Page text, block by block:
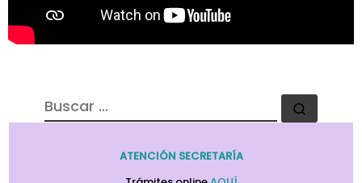
BUSCAR
ATENCIÓN SECRETARÍA